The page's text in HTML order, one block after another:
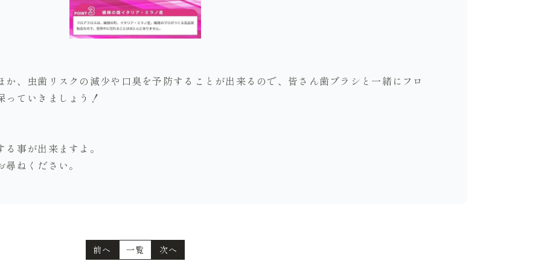
、虫歯リスクの減少や口臭を予防することが出来るので、皆さん歯ブラシと一緒にフロ
っていきましょう！
事が出来ますよ。
ねください。
前へ 一覧 次へ